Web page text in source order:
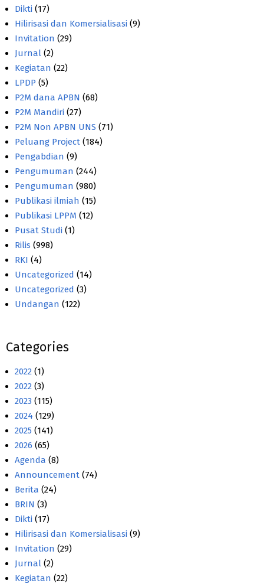
Dikti (17)
Hilirisasi dan Komersialisasi (9)
Invitation (29)
Jurnal (2)
Kegiatan (22)
LPDP (5)
P2M dana APBN (68)
P2M Mandiri (27)
P2M Non APBN UNS (71)
Peluang Project (184)
Pengabdian (9)
Pengumuman (244)
Pengumuman (980)
Publikasi ilmiah (15)
Publikasi LPPM (12)
Pusat Studi (1)
Rilis (998)
RKI (4)
Uncategorized (14)
Uncategorized (3)
Undangan (122)
Categories
2022 (1)
2022 (3)
2023 (115)
2024 (129)
2025 (141)
2026 (65)
Agenda (8)
Announcement (74)
Berita (24)
BRIN (3)
Dikti (17)
Hilirisasi dan Komersialisasi (9)
Invitation (29)
Jurnal (2)
Kegiatan (22)